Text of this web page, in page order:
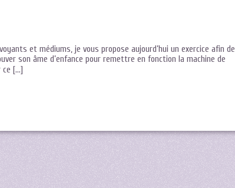
et médiums, je vous propose aujourd’hui un exercice afin de
son âme d’enfance pour remettre en fonction la machine de
ce […]